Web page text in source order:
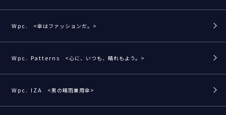
Wpc. <傘はファッションだ。>
Wpc. Patterns <心に、いつも、晴れもよう。>
Wpc. IZA <男の晴雨兼用傘>